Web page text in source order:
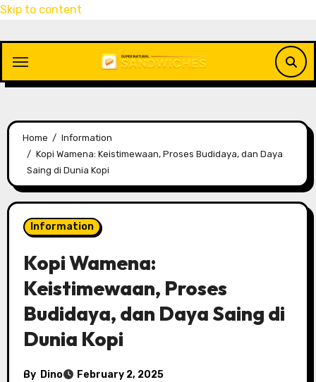
Skip to content
Home
Information
Kopi Wamena: Keistimewaan, Proses Budidaya, dan Daya
Saing di Dunia Kopi
Information
Kopi Wamena:
Keistimewaan, Proses
Budidaya, dan Daya Saing di
Dunia Kopi
By Dino
February 2, 2025